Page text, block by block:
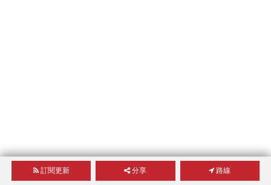
訂閱更新 分享 路線